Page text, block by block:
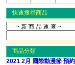
快速搜尋商品
商品分類
2021 2月 國際動漫節 預